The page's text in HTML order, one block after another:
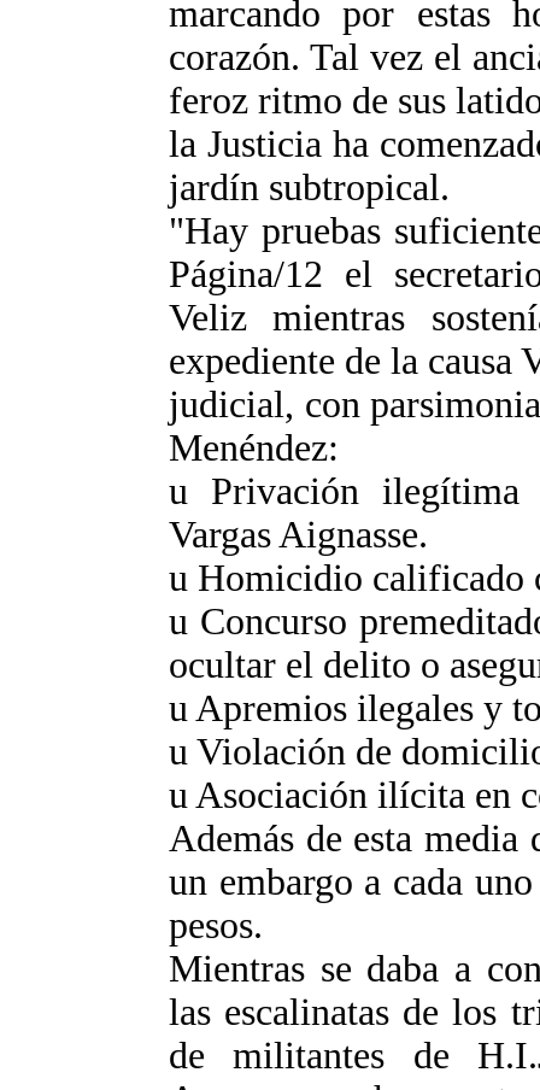
marcando por estas
corazón. Tal vez el
feroz ritmo de sus
la Justicia ha
jardín subtropical.
"Hay pruebas
Página/12 el
Veliz mientras
expediente de la causa
judicial, con
Menéndez:
u Privación
Vargas Aignasse.
u Homicidio calificado
u Concurso
ocultar el delito o
u Apremios ilegales y
u Violación de
u Asociación ilícita en
Además de esta media
un embargo a cada
pesos.
Mientras se daba a
las escalinatas de los
de militantes de